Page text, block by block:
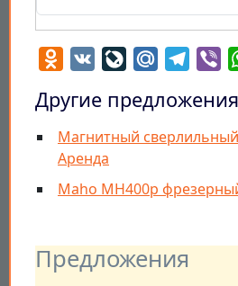
Предложения
Odnoklassniki
VK LiveJournal
Mail.Ru
Другие
Магнитный
Аренда
Maho MH400p